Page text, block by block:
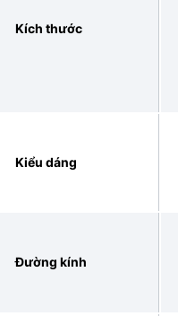
Kích thước
Kiểu dáng
Đường kính